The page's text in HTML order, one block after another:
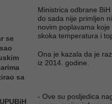
se
sa
Ministrica odbrane BiH
do sada nije primljen
novim poplavama
skoka temperatura i
Ona je kazala da je
iz 2014. godine.
- Ove su posljedica